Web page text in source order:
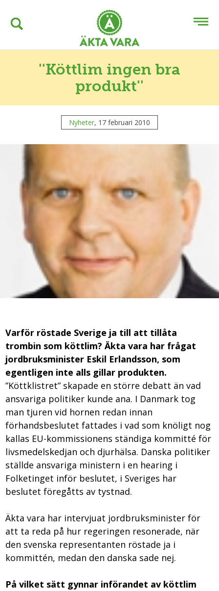
''Köttlim ingen bra
produkt''
Nyheter, 17 februari 2010
Varför röstade Sverige ja till att tillåta
trombin som köttlim? Äkta vara har frågat
jordbruksminister Eskil Erlandsson, som
egentligen inte alls gillar produkten.
”Köttklistret” skapade en större debatt än vad
ansvariga politiker kunde ana. I Danmark tog
man tjuren vid hornen redan innan
förhandsbeslutet fattades i vad som knöligt nog
kallas EU-kommissionens ständiga kommitté för
livsmedelskedjan och djurhälsa. Danska politiker
ställde ansvariga ministern i en hearing i
Folketinget inför beslutet, i Sveriges har
beslutet föregåtts av tystnad.
Äkta vara har intervjuat jordbruksminister för
att ta reda på hur regeringen resonerade, när
den svenska representanten röstade ja i
kommittén, medan den danska sade nej.
På vilket sätt gynnar införandet av köttlim